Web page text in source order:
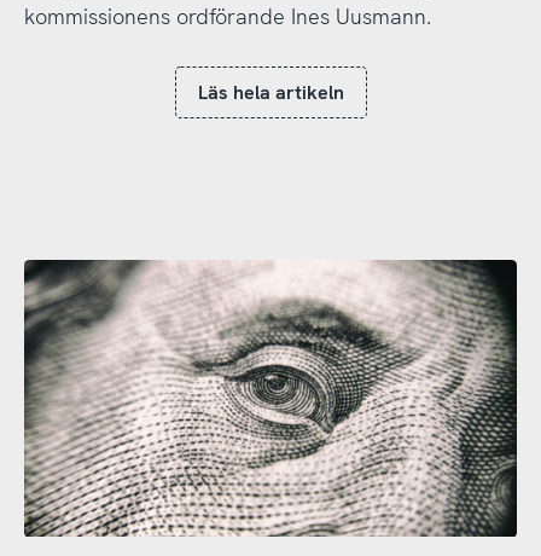
kommissionens ordförande Ines Uusmann.
Läs hela artikeln